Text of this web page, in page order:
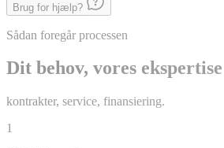
Brug for hjælp?
Sådan foregår processen
Dit behov, vores ekspertise
kontrakter, service, finansiering.
1